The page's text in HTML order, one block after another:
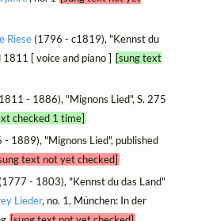
Riese(1796 - c1819), "Kennst du
1811 [ voice and piano ] [sung text
- 1886), "Mignons Lied", S. 275
checked 1 time]
- 1889), "Mignons Lied", published
text not yet checked]
- 1803), "Kennst du das Land"
Lieder, no. 1, München: In der